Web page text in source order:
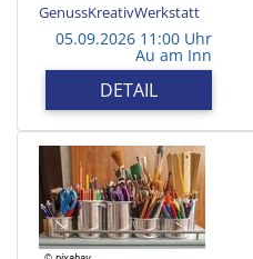
GenussKreativWerkstatt
05.09.2026 11:00 Uhr
Au am Inn
DETAIL